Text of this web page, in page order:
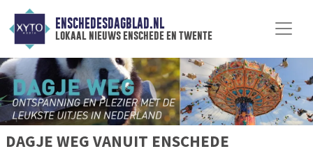
ENSCHEDESDAGBLAD.NL
lokaal nieuws enschede en twente
DAGJE WEG VANUIT ENSCHEDE